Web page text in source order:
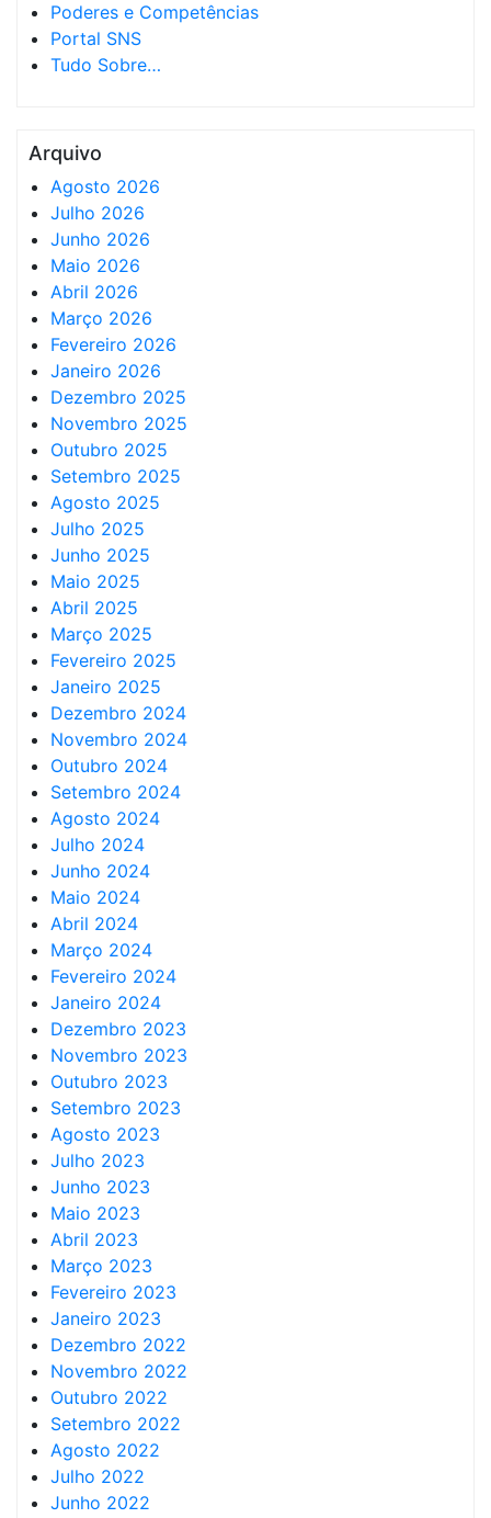
Poderes e Competências
Portal SNS
Tudo Sobre…
Arquivo
Agosto 2026
Julho 2026
Junho 2026
Maio 2026
Abril 2026
Março 2026
Fevereiro 2026
Janeiro 2026
Dezembro 2025
Novembro 2025
Outubro 2025
Setembro 2025
Agosto 2025
Julho 2025
Junho 2025
Maio 2025
Abril 2025
Março 2025
Fevereiro 2025
Janeiro 2025
Dezembro 2024
Novembro 2024
Outubro 2024
Setembro 2024
Agosto 2024
Julho 2024
Junho 2024
Maio 2024
Abril 2024
Março 2024
Fevereiro 2024
Janeiro 2024
Dezembro 2023
Novembro 2023
Outubro 2023
Setembro 2023
Agosto 2023
Julho 2023
Junho 2023
Maio 2023
Abril 2023
Março 2023
Fevereiro 2023
Janeiro 2023
Dezembro 2022
Novembro 2022
Outubro 2022
Setembro 2022
Agosto 2022
Julho 2022
Junho 2022